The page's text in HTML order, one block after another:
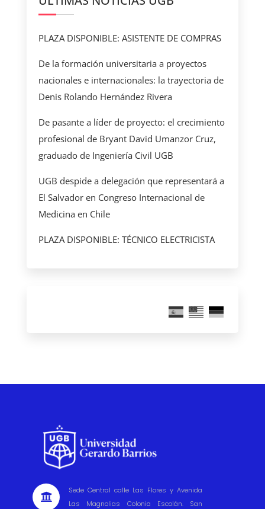
PLAZA DISPONIBLE: ASISTENTE DE COMPRAS
De la formación universitaria a proyectos
nacionales e internacionales: la trayectoria de
Denis Rolando Hernández Rivera
De pasante a líder de proyecto: el crecimiento
profesional de Bryant David Umanzor Cruz,
graduado de Ingeniería Civil UGB
UGB despide a delegación que representará a
El Salvador en Congreso Internacional de
Medicina en Chile
PLAZA DISPONIBLE: TÉCNICO ELECTRICISTA

Sede Central calle Las Flores y Avenida
Las Magnolias Colonia Escolán. San